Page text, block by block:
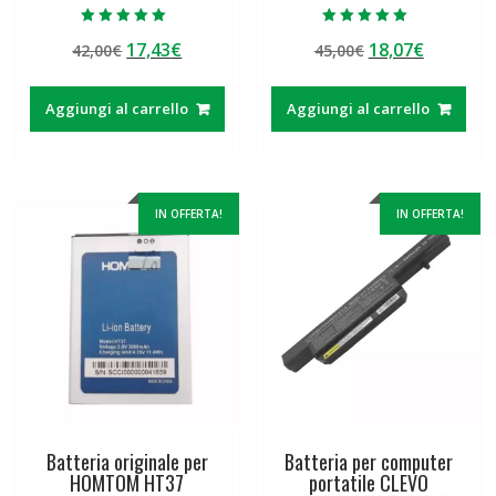
5.00
su 5
42,00€ Il
originale
era:
17,43€Il
attuale
è:
Aggiungi al carrello
5.00
su 5
45,00€ Il
originale
era:
18,07€Il
attuale
è:
Aggiungi al carrello
IN OFFERTA!
Batteria originale per
HOMTOM HT37
IN OFFERTA!
Batteria per computer
portatile CLEVO